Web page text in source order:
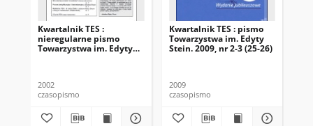
Kwartalnik TES :
nieregularne pismo
Towarzystwa im. Edyty
2002
czasopismo
Kwartalnik TES : pismo
Towarzystwa im. Edyty
Stein. 2009, nr 2-3 (25-26)
2009
czasopismo